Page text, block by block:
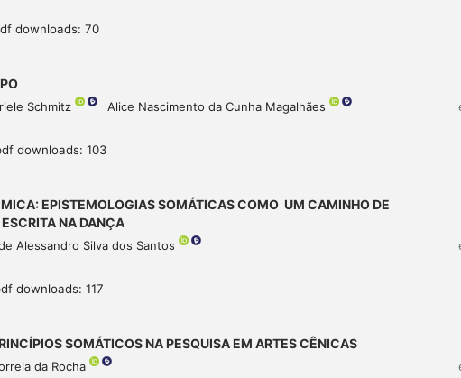
downloads: 70
Schmitz Alice Nascimento da Cunha Magalhães
downloads: 103
EPISTEMOLOGIAS SOMÁTICAS COMO UM CAMINHO DE
NA DANÇA
Alessandro Silva dos Santos
downloads: 117
SOMÁTICOS NA PESQUISA EM ARTES CÊNICAS
da Rocha